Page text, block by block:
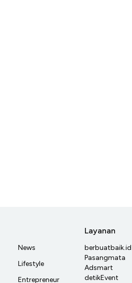
News
Lifestyle
Entrepreneur
Layanan
berbuatbaik.id
Pasangmata
Adsmart
detikEvent